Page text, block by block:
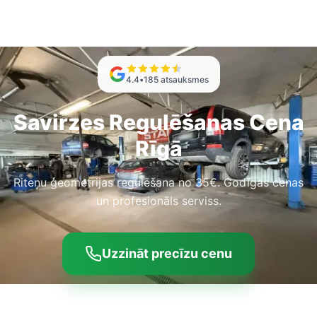
4.4•185 atsauksmes
Savirzes Regulēšanas Cena
Rīgā
Riteņu ģeometrijas regulēšana no 35€. Godīgas cenas
un profesionāls serviss.
Uzzināt precīzu cenu